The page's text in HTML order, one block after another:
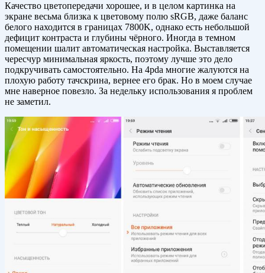
Качество цветопередачи хорошее, и в целом картинка на
экране весьма близка к цветовому полю sRGB, даже баланс
белого находится в границах 7800K, однако есть небольшой
дефицит контраста и глубины чёрного. Иногда в темном
помещении шалит автоматическая настройка. Выставляется
чересчур минимальная яркость, поэтому лучше это дело
подкручивать самостоятельно. На 4pda многие жалуются на
плохую работу тачскрина, вернее его брак. Но в моем случае
мне наверное повезло. За недельку использования я проблем
не заметил.